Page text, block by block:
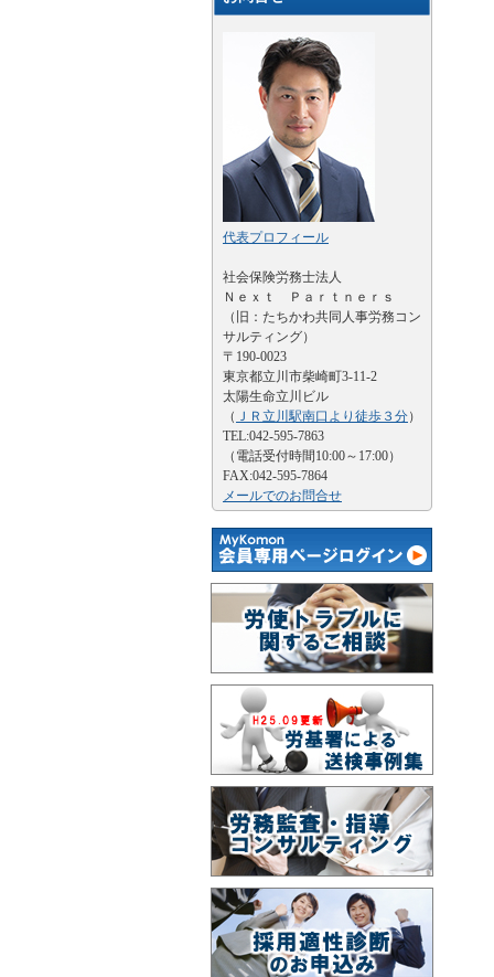
代表プロフィール
社会保険労務士法人
Ｎｅｘｔ Ｐａｒｔｎｅｒｓ
（旧：たちかわ共同人事労務コン
サルティング）
〒190-0023
東京都立川市柴崎町3-11-2
太陽生命立川ビル
（ ＪＲ立川駅南口より徒歩３分）
TEL:042-595-7863
（電話受付時間10:00～17:00）
FAX:042-595-7864
メールでのお問合せ